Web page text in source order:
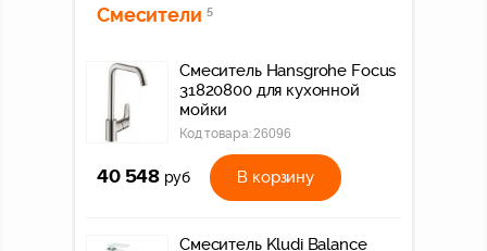
Смесители 5
Смеситель Hansgrohe Focus
31820800 для кухонной
мойки
Код товара:26096
40 548 руб В корзину
Смеситель Kludi Balance